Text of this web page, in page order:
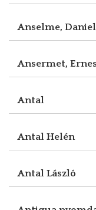
Anselme, Daniel
Ansermet,
Antal
Antal Helén
Antal László